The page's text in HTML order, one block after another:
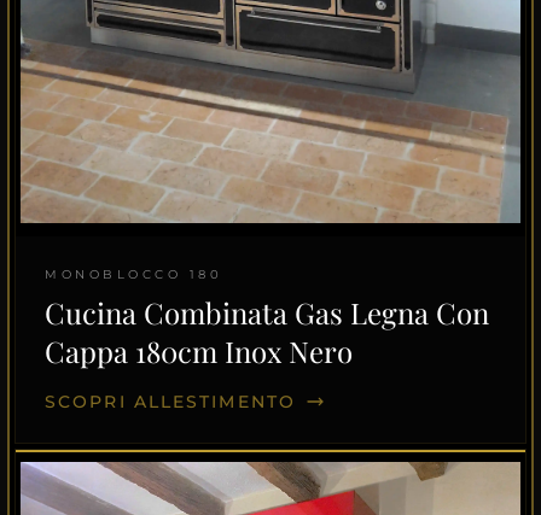
MONOBLOCCO 180
Cucina Combinata Gas Legna Con
Cappa 180cm Inox Nero
SCOPRI ALLESTIMENTO